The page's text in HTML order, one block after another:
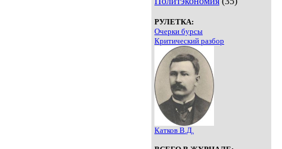
РУЛЕТКА:
Очерки бурсы
Критический разбор
Катков В.Д.